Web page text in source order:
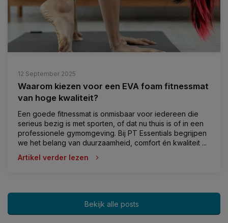
12 September 2025
Waarom kiezen voor een EVA foam fitnessmat
van hoge kwaliteit?
Een goede fitnessmat is onmisbaar voor iedereen die
serieus bezig is met sporten, of dat nu thuis is of in een
professionele gymomgeving. Bij PT Essentials begrijpen
we het belang van duurzaamheid, comfort én kwaliteit ...
Artikel verder lezen
Bekijk alle posts